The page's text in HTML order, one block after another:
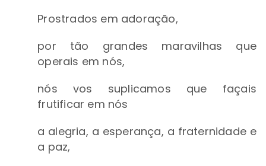
Prostrados em adoração,
por tão grandes maravilhas que
operais em nós,
nós vos suplicamos que façais
frutificar em nós
a alegria, a esperança, a fraternidade e
a paz,